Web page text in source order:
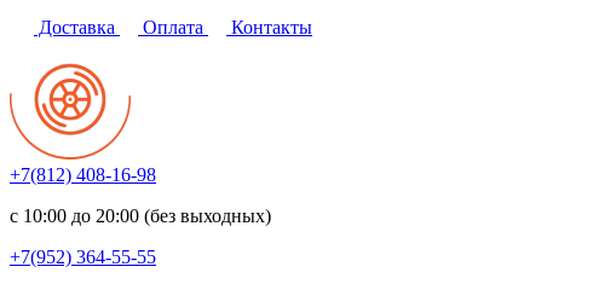
Доставка Оплата Контакты
+7(812) 408-16-98
с 10:00 до 20:00 (без выходных)
+7(952) 364-55-55